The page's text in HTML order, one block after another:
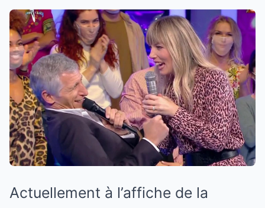
Actuellement à l’affiche de la